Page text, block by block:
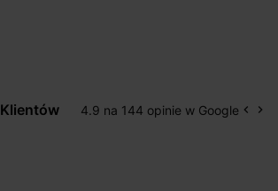
4.9 na 144 opinie w Google keyboard_arrow_left keyboard_arrow_right